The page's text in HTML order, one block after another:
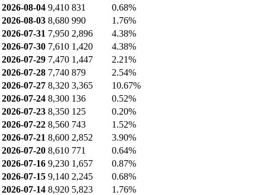
2026-08-04 9,410 831
0.68%
2026-08-03 8,680 990
1.76%
2026-07-31 7,950 2,896
4.38%
2026-07-30 7,610 1,420
4.38%
2026-07-29 7,470 1,447
2.21%
2026-07-28 7,740 879
2.54%
2026-07-27 8,320 3,365
10.67%
2026-07-24 8,300 136
0.52%
2026-07-23 8,350 125
0.20%
2026-07-22 8,560 743
1.52%
2026-07-21 8,600 2,852
3.90%
2026-07-20 8,610 771
0.64%
2026-07-16 9,230 1,657
0.87%
2026-07-15 9,140 2,245
0.68%
2026-07-14 8,920 5,823
1.76%